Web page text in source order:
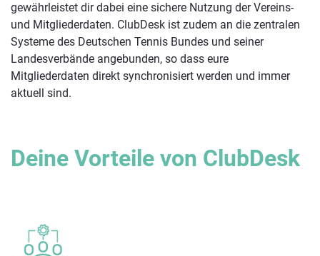
gewährleistet dir dabei eine sichere Nutzung der Vereins-
und Mitgliederdaten. ClubDesk ist zudem an die zentralen
Systeme des Deutschen Tennis Bundes und seiner
Landesverbände angebunden, so dass eure
Mitgliederdaten direkt synchronisiert werden und immer
aktuell sind.
Deine Vorteile von ClubDesk